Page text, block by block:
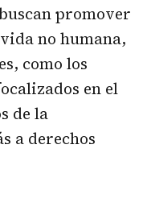
promover
no humana,
como los
en el
de la
a derechos